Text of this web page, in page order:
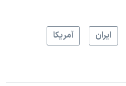
ايران آمريکا